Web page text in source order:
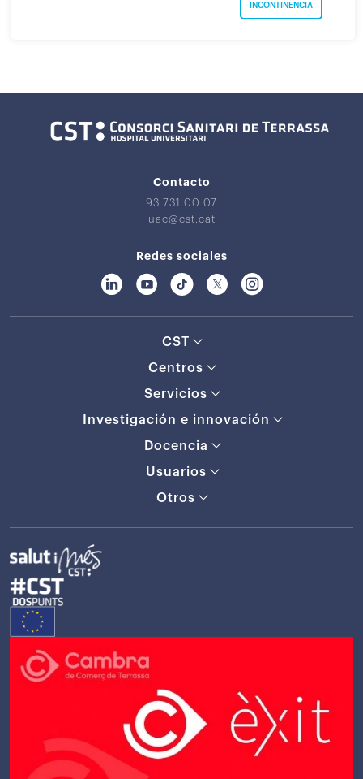
INCONTINENCIA
Contacto
93 731 00 07
uac@cst.cat
Redes sociales
CST
Centros
Servicios
Investigación e innovación
Docencia
Usuarios
Otros